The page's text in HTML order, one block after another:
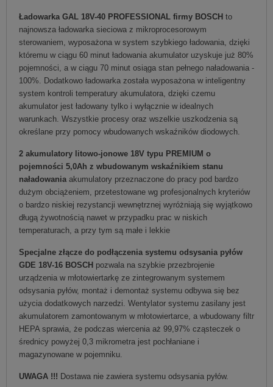
Ładowarka GAL 18V-40 PROFESSIONAL firmy BOSCH to
najnowsza ładowarka sieciowa z mikroprocesorowym
sterowaniem, wyposażona w system szybkiego ładowania, dzięki
któremu w ciągu 60 minut ładowania akumulator uzyskuje już 80%
pojemności, a w ciągu 70 minut osiąga stan pełnego naładowania -
100%. Dodatkowo ładowarka została wyposażona w inteligentny
system kontroli temperatury akumulatora, dzięki czemu
akumulator jest ładowany tylko i wyłącznie w idealnych
warunkach. Wszystkie procesy oraz wszelkie uszkodzenia są
określane przy pomocy wbudowanych wskaźników diodowych.
2 akumulatory litowo-jonowe 18V typu PREMIUM o
pojemności 5,0Ah z wbudowanym wskaźnikiem stanu
naładowania akumulatory przeznaczone do pracy pod bardzo
dużym obciążeniem, przetestowane wg profesjonalnych kryteriów
o bardzo niskiej rezystancji wewnętrznej wyróżniają się wyjątkowo
długą żywotnością nawet w przypadku prac w niskich
temperaturach, a przy tym są małe i lekkie
Specjalne złącze do podłączenia systemu odsysania pyłów
GDE 18V-16 BOSCH pozwala na szybkie przezbrojenie
urządzenia w młotowiertarkę ze zintegrowanym systemem
odsysania pyłów, montaż i demontaż systemu odbywa się bez
użycia dodatkowych narzedzi. Wentylator systemu zasilany jest
akumulatorem zamontowanym w młotowiertarce, a wbudowany filtr
HEPA sprawia, że podczas wiercenia aż 99,97% cząsteczek o
średnicy powyżej 0,3 mikrometra jest pochłaniane i
magazynowane w pojemniku.
UWAGA !!! Dostawa nie zawiera systemu odsysania pyłów.